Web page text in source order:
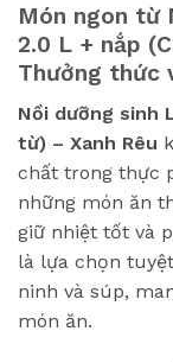
Món ngon từ
2.0 L + nắp
Thưởng thức
Nồi dưỡng sinh
từ) – Xanh Rêu
chất trong thực
những món ăn
giữ nhiệt tốt và
là lựa chọn
ninh và súp,
món ăn.